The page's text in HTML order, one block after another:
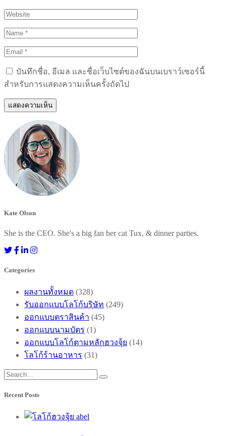
บันทึกชื่อ, อีเมล และชื่อเว็บไซต์ของฉันบนเบราว์เซอร์นี้
สำหรับการแสดงความเห็นครั้งถัดไป
Kate Olson
She is the CEO. She's a big fan her cat Tux, & dinner parties.
Categories
ผลงานทั้งหมด (328)
รับออกแบบโลโก้บริษัท (249)
ออกแบบตราสินค้า (45)
ออกแบบนามบัตร (1)
ออกแบบโลโก้ตามหลักฮวงจุ้ย (14)
โลโก้ร้านอาหาร (31)
Recent Posts